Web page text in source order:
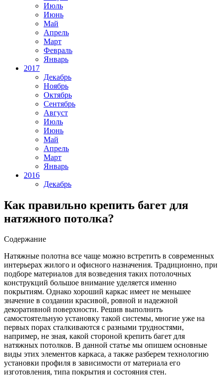
Июль
Июнь
Май
Апрель
Март
Февраль
Январь
2017
Декабрь
Ноябрь
Октябрь
Сентябрь
Август
Июль
Июнь
Май
Апрель
Март
Январь
2016
Декабрь
Как правильно крепить багет для
натяжного потолка?
Содержание
Натяжные полотна все чаще можно встретить в современных
интерьерах жилого и офисного назначения. Традиционно, при
подборе материалов для возведения таких потолочных
конструкций большое внимание уделяется именно
покрытиям. Однако хороший каркас имеет не меньшее
значение в создании красивой, ровной и надежной
декоративной поверхности. Решив выполнить
самостоятельную установку такой системы, многие уже на
первых порах сталкиваются с разными трудностями,
например, не зная, какой стороной крепить багет для
натяжных потолков. В данной статье мы опишем основные
виды этих элементов каркаса, а также разберем технологию
установки профиля в зависимости от материала его
изготовления, типа покрытия и состояния стен.